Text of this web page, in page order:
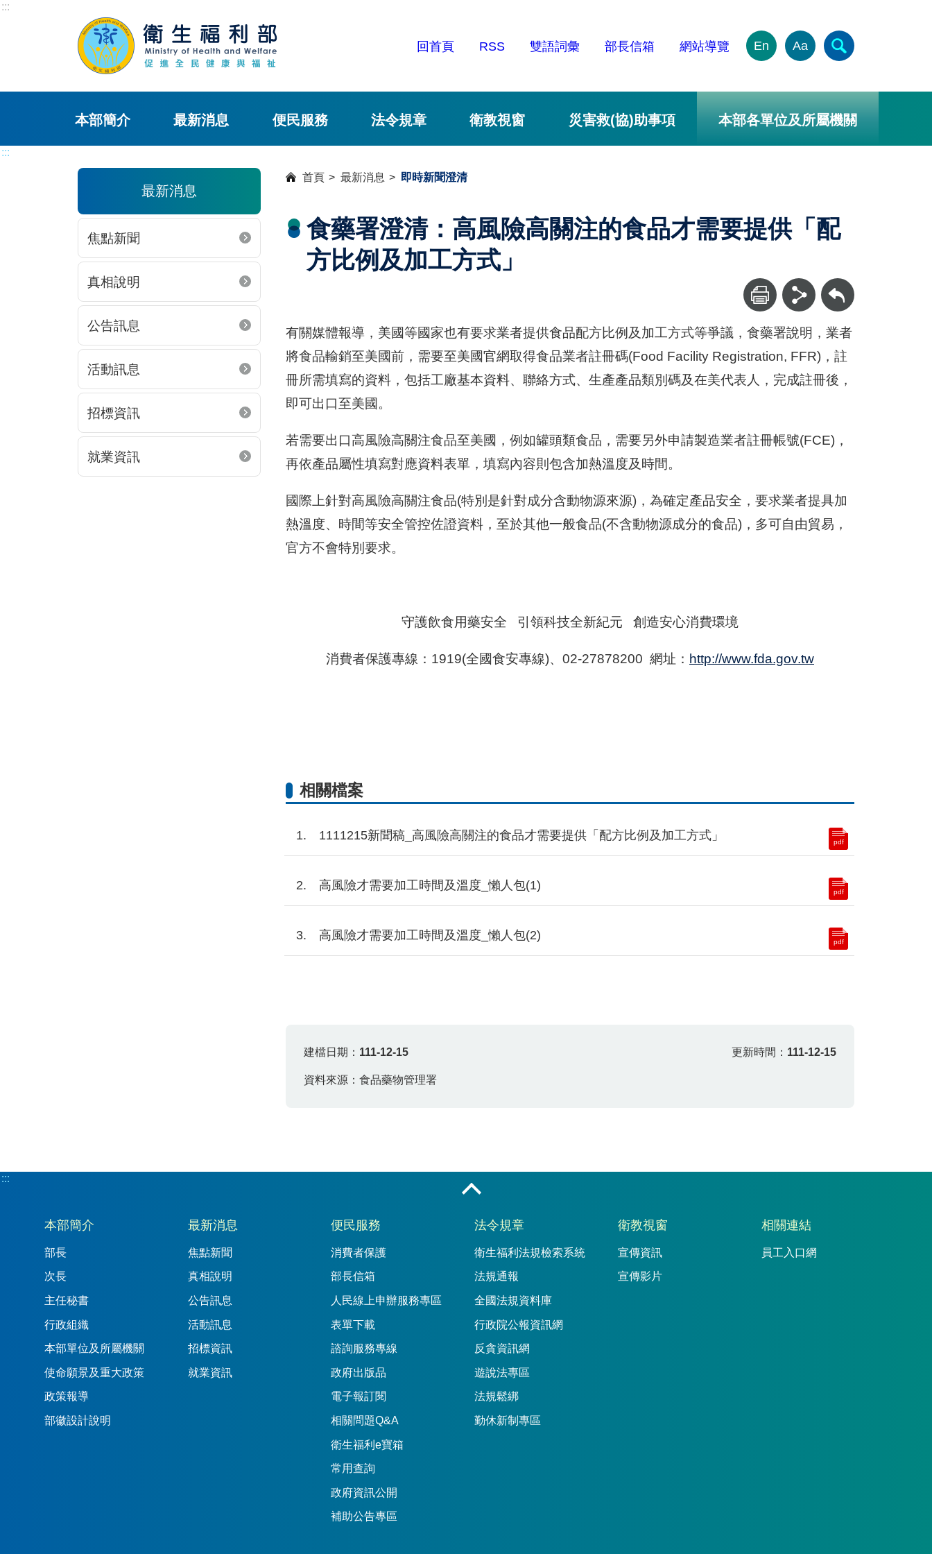
:::
回首頁 RSS 雙語詞彙 部長信箱 網站導覽 En Aa
本部簡介 最新消息 便民服務 法令規章 衛教視窗 災害救(協)助事項 本部各單位及所屬機關
:::
最新消息
焦點新聞
真相說明
公告訊息
活動訊息
招標資訊
就業資訊
首頁 最新消息 即時新聞澄清
食藥署澄清：高風險高關注的食品才需要提供「配
方比例及加工方式」
回上一頁
有關媒體報導，美國等國家也有要求業者提供食品配方比例及加工方式等爭議，食藥署說明，業者
將食品輸銷至美國前，需要至美國官網取得食品業者註冊碼(Food Facility Registration, FFR)，註
冊所需填寫的資料，包括工廠基本資料、聯絡方式、生產產品類別碼及在美代表人，完成註冊後，
即可出口至美國。
若需要出口高風險高關注食品至美國，例如罐頭類食品，需要另外申請製造業者註冊帳號(FCE)，
再依產品屬性填寫對應資料表單，填寫內容則包含加熱溫度及時間。
國際上針對高風險高關注食品(特別是針對成分含動物源來源)，為確定產品安全，要求業者提具加
熱溫度、時間等安全管控佐證資料，至於其他一般食品(不含動物源成分的食品)，多可自由貿易，
官方不會特別要求。
守護飲食用藥安全 引領科技全新紀元 創造安心消費環境
消費者保護專線：1919(全國食安專線)、02-27878200 網址： http://www.fda.gov.tw
相關檔案
1111215新聞稿_高風險高關注的食品才需要提供「配方比例及加工方式」 pdf
高風險才需要加工時間及溫度_懶人包(1) pdf
高風險才需要加工時間及溫度_懶人包(2) pdf
建檔日期： 111-12-15 更新時間： 111-12-15
資料來源：食品藥物管理署
:::
:::
本部簡介
部長
次長
主任秘書
行政組織
本部單位及所屬機關
使命願景及重大政策
政策報導
部徽設計說明
最新消息
焦點新聞
真相說明
公告訊息
活動訊息
招標資訊
就業資訊
便民服務
消費者保護
部長信箱
人民線上申辦服務專區
表單下載
諮詢服務專線
政府出版品
電子報訂閱
相關問題Q&A
衛生福利e寶箱
常用查詢
政府資訊公開
補助公告專區
法令規章
衛生福利法規檢索系統
法規通報
全國法規資料庫
行政院公報資訊網
反貪資訊網
遊說法專區
法規鬆綁
勤休新制專區
衛教視窗
宣傳資訊
宣傳影片
相關連結
員工入口網